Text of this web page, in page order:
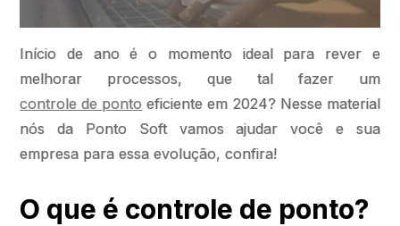
Início de ano é o momento ideal para rever e
melhorar processos, que tal fazer um
controle de ponto eficiente em 2024? Nesse material
nós da Ponto Soft vamos ajudar você e sua
empresa para essa evolução, confira!
O que é controle de ponto?